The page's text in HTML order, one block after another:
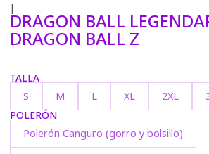
|
DRAGON BALL
DRAGON BALL Z
TALLA
S
M L XL 2XL
POLERÓN
Polerón Canguro (gorro y bolsillo)